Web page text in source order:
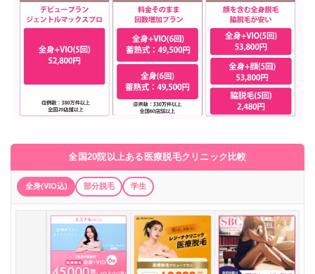
全国20院以上ある医療脱毛クリニック比較
全身(VIO込) 部分脱毛 学生